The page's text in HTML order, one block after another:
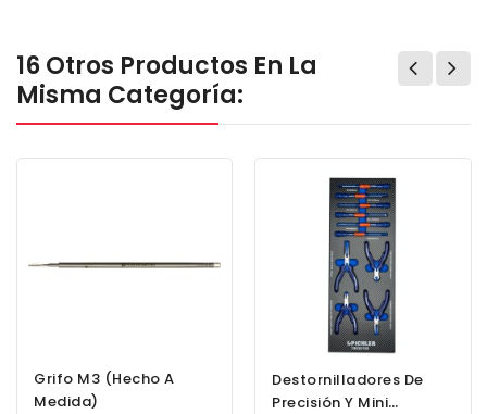
16 Otros Productos En La
Misma Categoría:
Grifo M3 (hecho A
Medida)
Destornilladores De
Precisión Y Mini